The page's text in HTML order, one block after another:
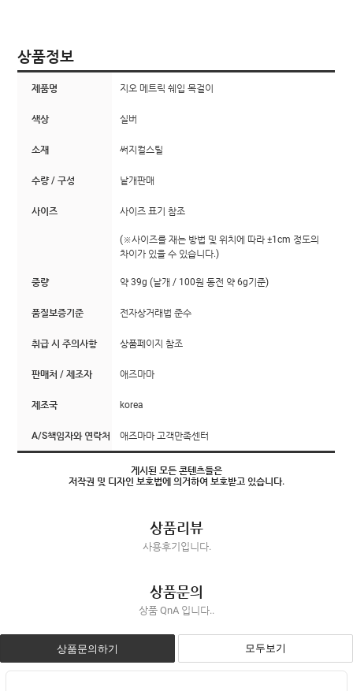
상품정보
제품명 지오 메트릭 쉐입 목걸이
색상 실버
소재 써지컬스틸
수량 / 구성 낱개판매
사이즈 사이즈 표기 참조
(※사이즈를 재는 방법 및 위치에 따라 ±1cm 정도의
차이가 있을 수 있습니다.)
중량 약 39g (낱개 / 100원 동전 약 6g기준)
품질보증기준 전자상거래법 준수
취급 시 주의사항 상품페이지 참조
판매처 / 제조자 애즈마마
제조국 korea
A/S책임자와 연락처 애즈마마 고객만족센터
게시된 모든 콘텐츠들은
저작권 및 디자인 보호법에 의거하여 보호받고 있습니다.
상품리뷰
사용후기입니다.
상품문의
상품 QnA 입니다..
상품문의하기 모두보기